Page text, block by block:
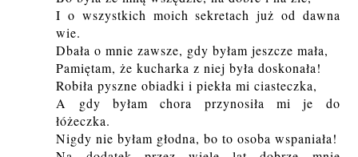
I o wszystkich moich sekretach już od dawna
wie.
Dbała o mnie zawsze, gdy byłam jeszcze mała,
Pamiętam, że kucharka z niej była doskonała!
Robiła pyszne obiadki i piekła mi ciasteczka,
A gdy byłam chora przynosiła mi je do
łóżeczka.
Nigdy nie byłam głodna, bo to osoba wspaniała!